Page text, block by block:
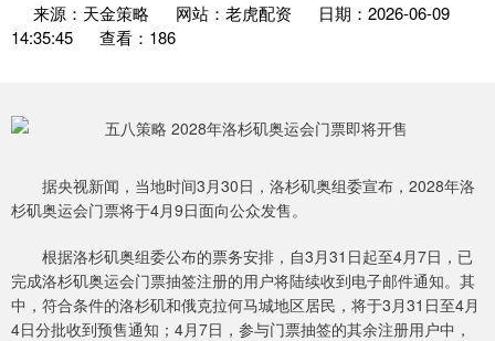
来源：天金策略 网站：老虎配资
日期：2026-06-09
14:35:45
查看：186
据央视新闻，当地时间3月30日，洛杉矶奥组委宣布，2028年洛
杉矶奥运会门票将于4月9日面向公众发售。
根据洛杉矶奥组委公布的票务安排，自3月31日起至4月7日，已
完成洛杉矶奥运会门票抽签注册的用户将陆续收到电子邮件通知。其
中，符合条件的洛杉矶和俄克拉何马城地区居民，将于3月31日至4月
4日分批收到预售通知；4月7日，参与门票抽签的其余注册用户中，